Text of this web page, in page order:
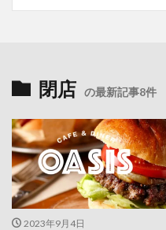
閉店 の最新記事8件
2023年9月4日